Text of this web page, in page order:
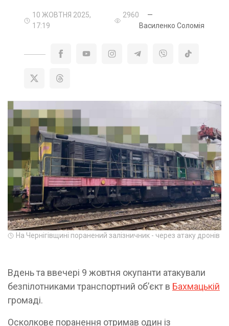
10 ЖОВТНЯ 2025,
17:19
2960
—
Василенко Соломія
На Чернігівщині поранений залізничник - через атаку дронів
Вдень та ввечері 9 жовтня окупанти атакували
безпілотниками транспортний об’єкт в Бахмацькій
громаді.
Осколкове поранення отримав один із